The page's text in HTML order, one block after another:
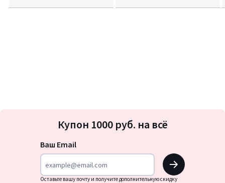
на
Купон 1000 руб. на всё
Ваш Email
OK
Оставьте вашу почту и получите дополнительную скидку